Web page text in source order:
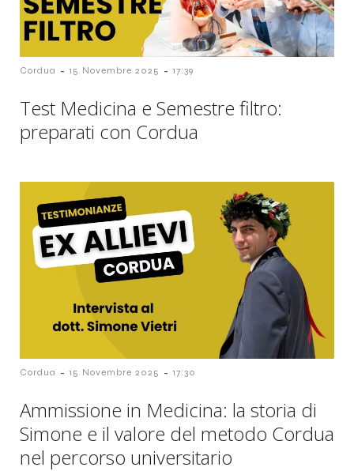
Cordua - 15 Novembre 2025 - 17:39
Test Medicina e Semestre filtro:
preparati con Cordua
Cordua - 15 Novembre 2025 - 17:30
Ammissione in Medicina: la storia di
Simone e il valore del metodo Cordua
nel percorso universitario